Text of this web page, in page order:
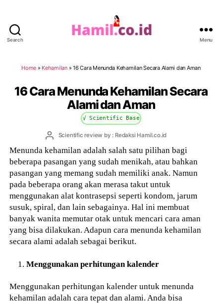
Search Menu
Home » Kehamilan»16 Cara Menunda Kehamilan Secara Alami dan Aman
16 Cara Menunda Kehamilan Secara
Alami dan Aman
√ Scientific Base
PostScientific review by : Redaksi Hamil.co.id
Menunda kehamilan adalah salah satu pilihan bagi
beberapa pasangan yang sudah menikah, atau bahkan
pasangan yang memang sudah memiliki anak. Namun
pada beberapa orang akan merasa takut untuk
menggunakan alat kontrasepsi seperti kondom, jarum
susuk, spiral, dan lain sebagainya. Hal ini membuat
banyak wanita memutar otak untuk mencari cara aman
yang bisa dilakukan. Adapun cara menunda kehamilan
secara alami adalah sebagai berikut.
Menggunakan perhitungan kalender
Menggunakan perhitungan kalender untuk menunda
kehamilan adalah cara tepat dan alami. Anda bisa